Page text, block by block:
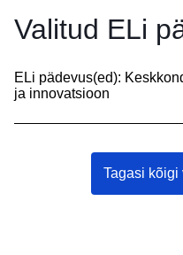
Valitud ELi
ELi pädevus(ed):
ja innovatsioon
Tagasi kõigi